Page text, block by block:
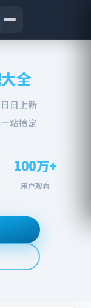
全
日上新
站搞定
100万+
用户观看